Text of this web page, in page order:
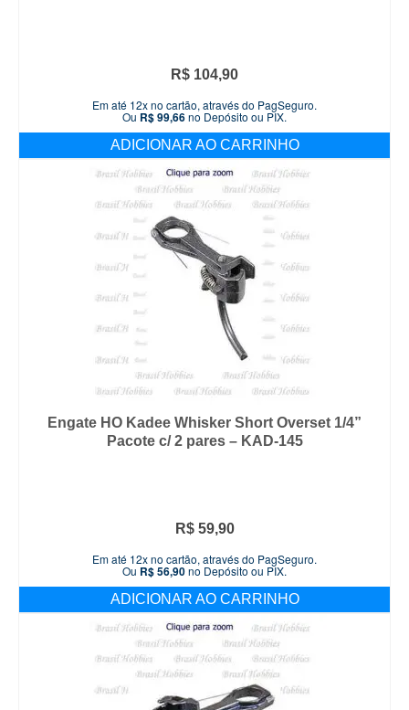
R$ 104,90
Em até 12x no cartão, através do PagSeguro.
Ou R$99,66no Depósito ou PIX.
ADICIONAR AO CARRINHO
Engate HO Kadee Whisker Short Overset 1/4”
Pacote c/ 2 pares – KAD-145
R$59,90
Em até 12x no cartão, através do PagSeguro.
Ou R$56,90no Depósito ou PIX.
ADICIONAR AO CARRINHO